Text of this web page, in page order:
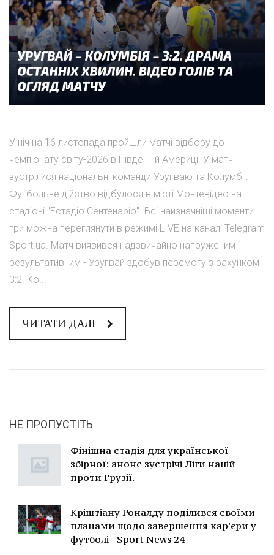
У ніч на 16 листопада пройшли матчі відбору до
чемпіонату світу-2026 в Південній Америці. У матчі
зустрілися національні команди Уругваю та Колумбії.
Футбольне дійство відбулося в місті Монтевідео на
стадіоні "Естадіо Сентенаріо". Всі найзначніші моменти
гри можна переглянути в режимі LIVE на каналі Telegram
Sport.ua. Матч виявився надзвичайно напруженим і
результативним - Уругвай здобув перемогу з рахунком
3:2. Ко...
ЧИТАТИ ДАЛІ
НЕ ПРОПУСТІТЬ
Фінішна стадія для української
збірної: анонс зустрічі Ліги націй
проти Грузії.
Кріштіану Роналду поділився своїми
планами щодо завершення кар'єри у
футболі - Sport News 24